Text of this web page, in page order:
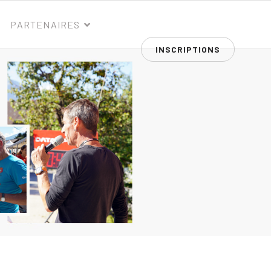
PARTENAIRES
INSCRIPTIONS